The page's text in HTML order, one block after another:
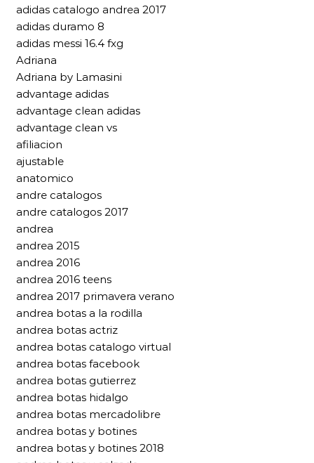
adidas catalogo andrea 2017
adidas duramo 8
adidas messi 16.4 fxg
Adriana
Adriana by Lamasini
advantage adidas
advantage clean adidas
advantage clean vs
afiliacion
ajustable
anatomico
andre catalogos
andre catalogos 2017
andrea
andrea 2015
andrea 2016
andrea 2016 teens
andrea 2017 primavera verano
andrea botas a la rodilla
andrea botas actriz
andrea botas catalogo virtual
andrea botas facebook
andrea botas gutierrez
andrea botas hidalgo
andrea botas mercadolibre
andrea botas y botines
andrea botas y botines 2018